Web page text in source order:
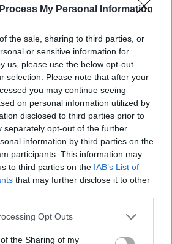
My Personal Information
the sale, sharing to third parties, or
or sensitive information for
us, please use the below opt-out
selection. Please note that after your
you may continue seeing
on personal information utilized by
disclosed to third parties prior to
separately opt-out of the further
information by third parties on the
participants. This information may
to third parties on the IAB’s List of
that may further disclose it to other
Opt Outs
the Sharing of my
gazdasági vizsgálatának
2017A Paks 2 projekt aktuális
Energy Investment Forum
nem késő regisztrálni.Információ
döntés részletesen foglalkozik a
a 88 oldalas végső döntésén
keresztül ismereti azt a
mentén...
előfizetéses